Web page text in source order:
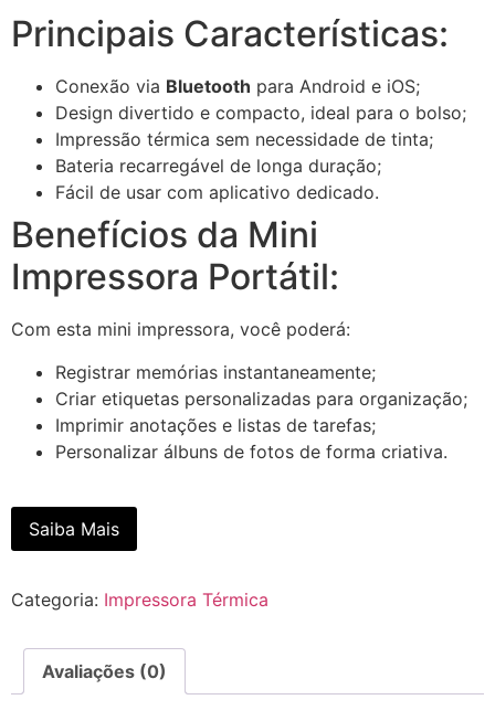
Principais Características:
Conexão via Bluetooth para Android e iOS;
Design divertido e compacto, ideal para o bolso;
Impressão térmica sem necessidade de tinta;
Bateria recarregável de longa duração;
Fácil de usar com aplicativo dedicado.
Benefícios da Mini
Impressora Portátil:
Com esta mini impressora, você poderá:
Registrar memórias instantaneamente;
Criar etiquetas personalizadas para organização;
Imprimir anotações e listas de tarefas;
Personalizar álbuns de fotos de forma criativa.
Saiba Mais
Categoria: Impressora Térmica
Avaliações (0)